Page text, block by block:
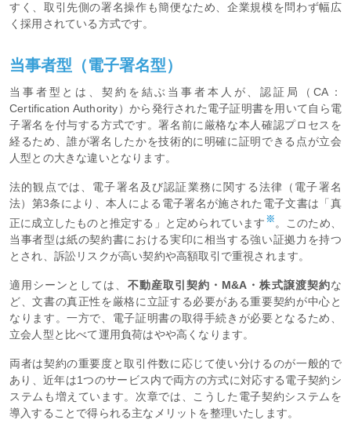
すく、取引先側の署名操作も簡便なため、企業規模を問わず幅広
く採用されている方式です。
当事者型（電子署名型）
当事者型とは、契約を結ぶ当事者本人が、認証局（CA：
Certification Authority）から発行された電子証明書を用いて自ら電
子署名を付与する方式です。署名前に厳格な本人確認プロセスを
経るため、誰が署名したかを技術的に明確に証明できる点が立会
人型との大きな違いとなります。
法的観点では、電子署名及び認証業務に関する法律（電子署名
法）第3条により、本人による電子署名が施された電子文書は「真
正に成立したものと推定する」と定められています ※ 。このため、
当事者型は紙の契約書における実印に相当する強い証拠力を持つ
とされ、訴訟リスクが高い契約や高額取引で重視されます。
適用シーンとしては、 不動産取引契約・M&A・株式譲渡契約な
ど、文書の真正性を厳格に立証する必要がある重要契約が中心と
なります。一方で、電子証明書の取得手続きが必要となるため、
立会人型と比べて運用負荷はやや高くなります。
両者は契約の重要度と取引件数に応じて使い分けるのが一般的で
あり、近年は1つのサービス内で両方の方式に対応する電子契約シ
ステムも増えています。次章では、こうした電子契約システムを
導入することで得られる主なメリットを整理いたします。